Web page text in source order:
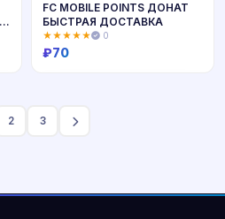
FC MOBILE POINTS ДОНАТ
БЫСТРАЯ ДОСТАВКА
★★★★★ 0
₽70
2 3